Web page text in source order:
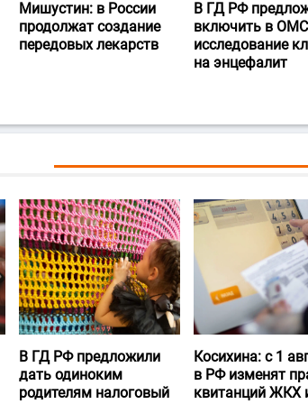
Мишустин: в России
продолжат создание
передовых лекарств
В ГД РФ
включить в ОМС
исследование
на энцефалит
В ГД РФ предложили
дать одиноким
родителям налоговый
Косихина: с 1
в РФ изменят
квитанций ЖКХ